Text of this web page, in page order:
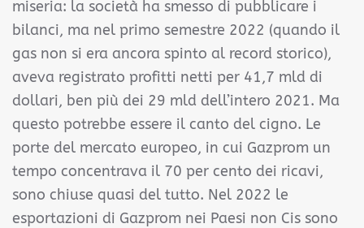
miseria: la società ha smesso di pubblicare i
bilanci, ma nel primo semestre 2022 (quando il
gas non si era ancora spinto al record storico),
aveva registrato profitti netti per 41,7 mld di
dollari, ben più dei 29 mld dell’intero 2021. Ma
questo potrebbe essere il canto del cigno. Le
porte del mercato europeo, in cui Gazprom un
tempo concentrava il 70 per cento dei ricavi,
sono chiuse quasi del tutto. Nel 2022 le
esportazioni di Gazprom nei Paesi non Cis sono